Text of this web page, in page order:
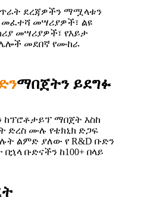
ደረጃዎችን ማሟላቱን
መሣሪያዎች፣ ልዩ
መሣሪያዎች፣ የእይታ
መደበኛ የሙከራ
ማበጀትን ይደግፉ
ከፕሮቶታይፕ ማበጀት እስከ
ድረስ ሙሉ የቴክኒክ ድጋፍ
ልምድ ያለው የ R&D ቡድን
በኋላ ቡድናችን ከ100+ በላይ